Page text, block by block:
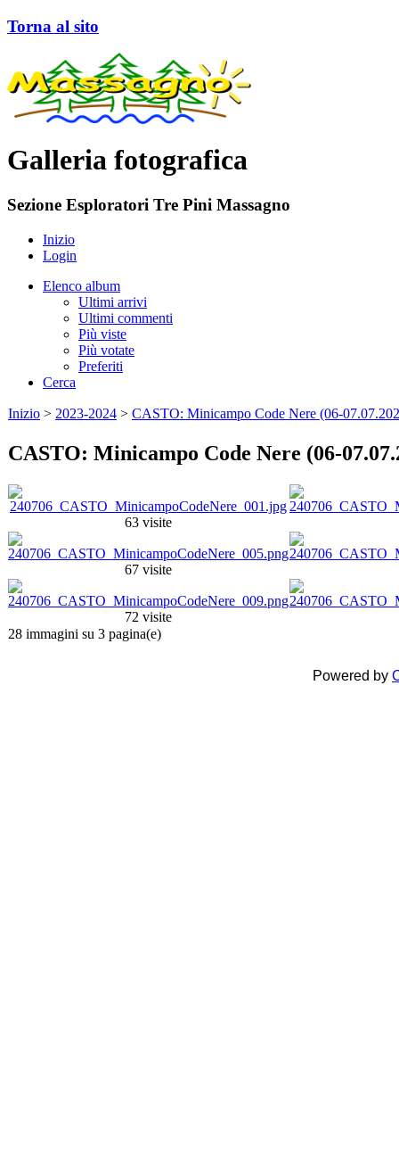
Torna al sito
Galleria fotografica
Sezione Esploratori Tre Pini Massagno
Inizio
Login
Elenco album
Ultimi arrivi
Ultimi commenti
Più viste
Più votate
Preferiti
Cerca
Inizio > 2023-2024 > CASTO: Minicampo Code Nere (06-
CASTO: Minicampo Code Nere (06-
63 visite
67 visite
72 visite
28 immagini su 3 pagina(e)
Powered by